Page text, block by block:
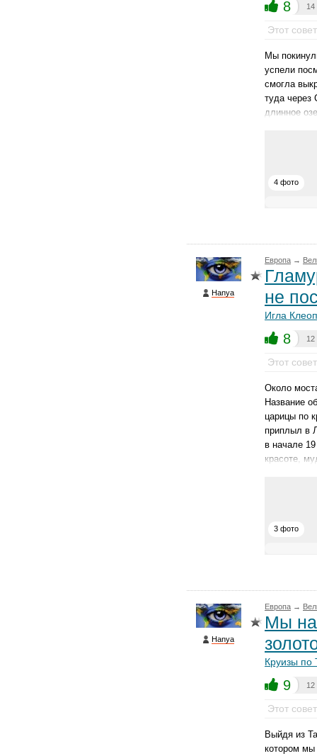
8 14
Этот
Мы
успели
смогла
туда через
длинное
4 фото
Hanya
Европа →
не
Игла
8 12
Этот
Около
Название
царицы по
приплыл в
в начале
красоте,
3 фото
Hanya
Европа →
Мы на
Круизы по
9 12
Этот
Выйдя из
котором мы